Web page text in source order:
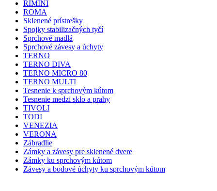
RIMINI
ROMA
Sklenené prístrešky
Spojky stabilizačných tyčí
Sprchové madlá
Sprchové závesy a úchyty
TERNO
TERNO DIVA
TERNO MICRO 80
TERNO MULTI
Tesnenie k sprchovým kútom
Tesnenie medzi sklo a prahy
TIVOLI
TODI
VENEZIA
VERONA
Zábradlie
Zámky a závesy pre sklenené dvere
Zámky ku sprchovým kútom
Závesy a bodové úchyty ku sprchovým kútom